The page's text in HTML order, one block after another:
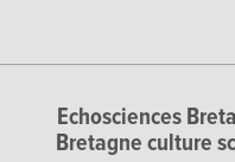
Echosciences
Bretagne culture